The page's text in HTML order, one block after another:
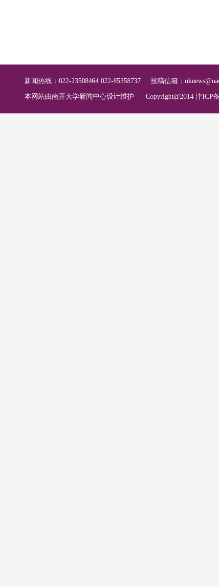
新闻热线：022-23508464 022-85358737 投稿信箱：
本网站由南开大学新闻中心设计维护 Copyright@2014 津ICP